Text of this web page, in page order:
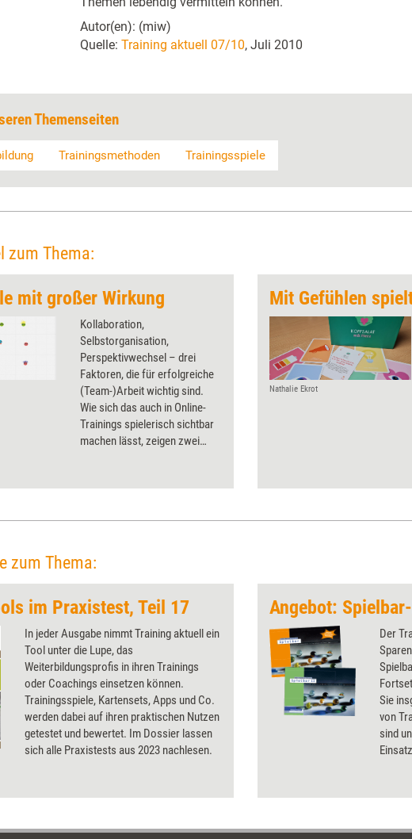
Autor(en): (miw)
Quelle: Training aktuell 07/10, Juli 2010
Themenseiten
Trainingsmethoden Trainingsspiele
zum Thema:
mit großer Wirkung
Kollaboration,
Selbstorganisation,
Perspektivwechsel – drei
Faktoren, die für erfolgreiche
(Team-)Arbeit wichtig sind.
Wie sich das auch in Online-
Trainings spielerisch sichtbar
machen lässt, zeigen zwei
Mit Gefühlen
Nathalie Ekrot
zum Thema:
im Praxistest, Teil 17
In jeder Ausgabe nimmt Training aktuell ein
Tool unter die Lupe, das
Weiterbildungsprofis in ihren Trainings
oder Coachings einsetzen können.
Trainingsspiele, Kartensets, Apps und Co.
werden dabei auf ihren praktischen Nutzen
getestet und bewertet. Im Dossier lassen
sich alle Praxistests aus 2023 nachlesen.
Der
Sie
von
sind